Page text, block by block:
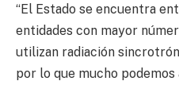
“El Estado se encuentra
entidades con mayor
utilizan radiación
por lo que mucho